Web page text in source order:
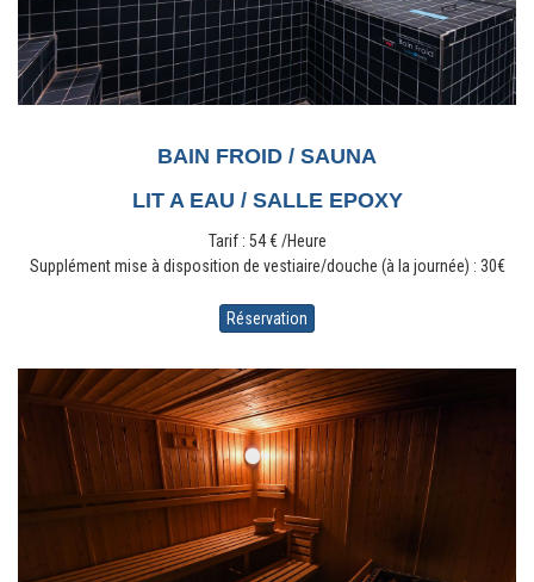
BAIN FROID / SAUNA
LIT A EAU / SALLE EPOXY
Tarif : 54 € /Heure
Supplément mise à disposition de vestiaire/douche (à la journée) : 30€
Réservation